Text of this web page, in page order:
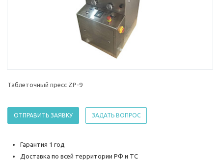
Таблеточный пресс ZP-9
ОТПРАВИТЬ ЗАЯВКУ ЗАДАТЬ ВОПРОС
Гарантия 1 год
Доставка по всей территории РФ и ТС